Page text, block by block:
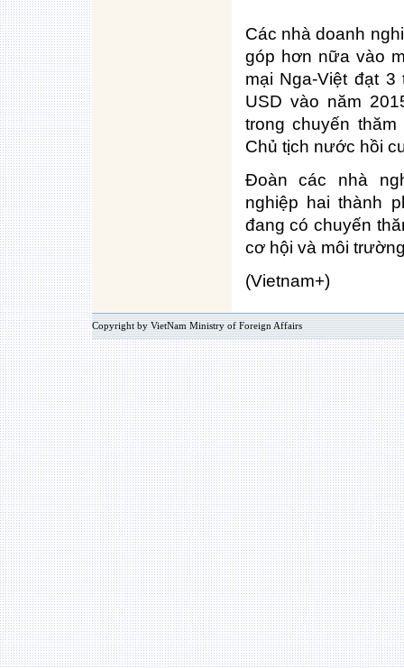
Các nhà doanh
góp hơn nữa vào
mại Nga-Việt đạt
USD vào năm
trong chuyến
Chủ tịch nước hồi
Đoàn các nhà
nghiệp hai thành
đang có chuyến
cơ hội và môi
(Vietnam+)
Copyright by VietNam Ministry of Foreign Affairs